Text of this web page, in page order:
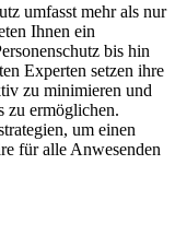
umfasst mehr als nur
Ihnen ein
bis hin
Experten setzen ihre
zu minimieren und
zu ermöglichen.
um einen
für alle Anwesenden